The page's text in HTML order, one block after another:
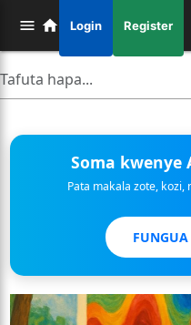
Login Register
Soma kwenye
Pata makala zote,
FUNGUA